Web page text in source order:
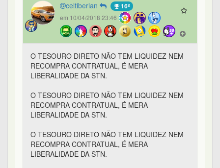
celtiberian 16º
em 10/04/2018 23:46
O TESOURO DIRETO NÃO TEM LIQUIDEZ NEM
RECOMPRA CONTRATUAL, É MERA
LIBERALIDADE DA STN.
O TESOURO DIRETO NÃO TEM LIQUIDEZ NEM
RECOMPRA CONTRATUAL, É MERA
LIBERALIDADE DA STN.
O TESOURO DIRETO NÃO TEM LIQUIDEZ NEM
RECOMPRA CONTRATUAL, É MERA
LIBERALIDADE DA STN.